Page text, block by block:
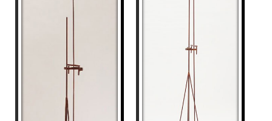
fusta, ferro, tela, paper, cables d’acer, fils,
òptiques, llum, etc. Creant així contrapunts
matèrics, que uneix mitjançant acoblament per
arribar a la unitat objectual que cerca.
L’artista Pep Fajardo, des de l’any 1989 ha